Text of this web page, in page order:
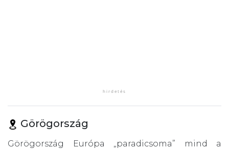
Görögország
Görögország Európa „paradicsoma” mind a